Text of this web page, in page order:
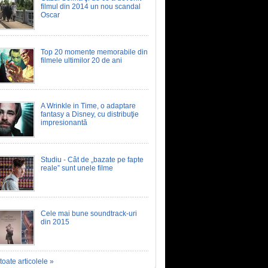
filmul din 2014 un nou scandal
Oscar
Top 20 momente memorabile din
filmele ultimilor 20 de ani
A Wrinkle in Time, o adaptare
fantasy a Disney, cu distribuţie
impresionantă
Studiu - Cât de „bazate pe fapte
reale” sunt unele filme
Cele mai bune soundtrack-uri
din 2015
articolele »